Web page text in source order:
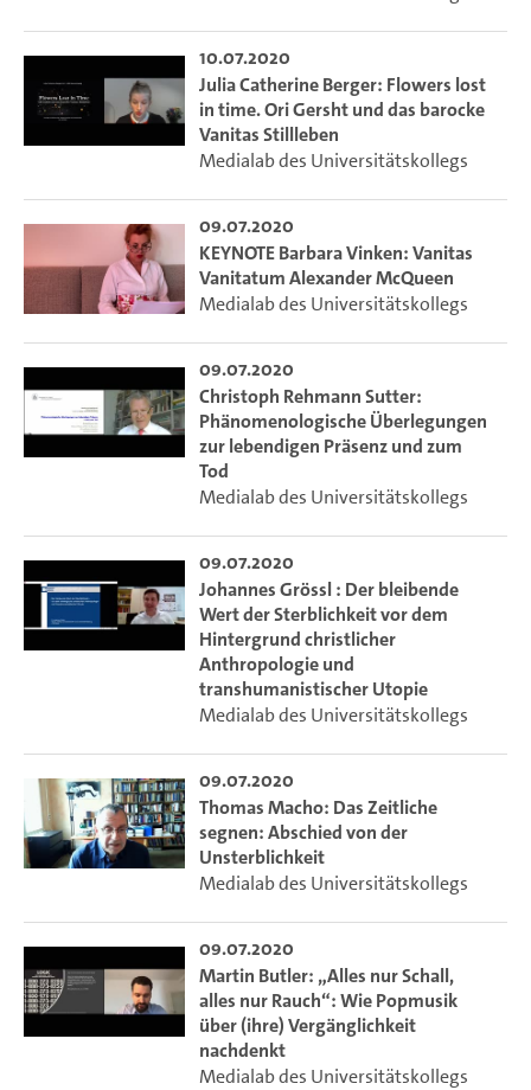
hochaktuelle Fragen zu Biotechnologie und
Unsterblichkeitswünschen verhandelt.
Am Freitag (10.7.2020) widmete sich die zweite Sektion
„Vanitas in Popkultur und Künsten“ und somit der
Aneignung des Vanitas-Motivs zwischen spielerischer
Ironie und tiefsinniger Melancholie. „Vergänglichkeit und
Tod – Zeitdiagnosen“ war der Titel der dritten Sektion, in
der Vanitas in Verbindung mit Krankheit, Alter und Tod in
der Gegenwartsgesellschaft und ihren künstlerischen
Medien untersucht wurde. Die Literaturwissenschaftlerin
Abend in einer Keynote die Signifikanz der Vanitas in der
Mode des Designers Alexander McQueen dargelegt.
Veranstaltet vom Forschungsprojekt "Vanitas in den
Künsten der Gegenwart"
gefördert von der Fritz Thyssen Stiftung
und Prof. Dr. Victoria von Flemming (Hochschule für
Bildende Künste, Braunschweig)
10.07.2020
Julia Catherine Berger: Flowers lost
in time. Ori Gersht und das barocke
Vanitas Stillleben
Medialab des Universitätskollegs
09.07.2020
KEYNOTE Barbara Vinken: Vanitas
Vanitatum Alexander McQueen
Medialab des Universitätskollegs
09.07.2020
Christoph Rehmann Sutter:
Phänomenologische Überlegungen
zur lebendigen Präsenz und zum
Tod
Medialab des Universitätskollegs
09.07.2020
Johannes Grössl : Der bleibende
Wert der Sterblichkeit vor dem
Hintergrund christlicher
Anthropologie und
transhumanistischer Utopie
Medialab des Universitätskollegs
09.07.2020
Thomas Macho: Das Zeitliche
segnen: Abschied von der
Unsterblichkeit
Medialab des Universitätskollegs
09.07.2020
Martin Butler: „Alles nur Schall,
alles nur Rauch“: Wie Popmusik
über (ihre) Vergänglichkeit
nachdenkt
Medialab des Universitätskollegs